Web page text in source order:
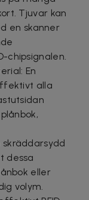
Tjuvar kan
en skanner
chipsignalen.
En
alla
skräddarsydd
dessa
eller
volym.